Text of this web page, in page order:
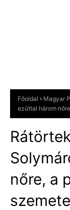
Főoldal Magyar
ezúttal három
nőre, a